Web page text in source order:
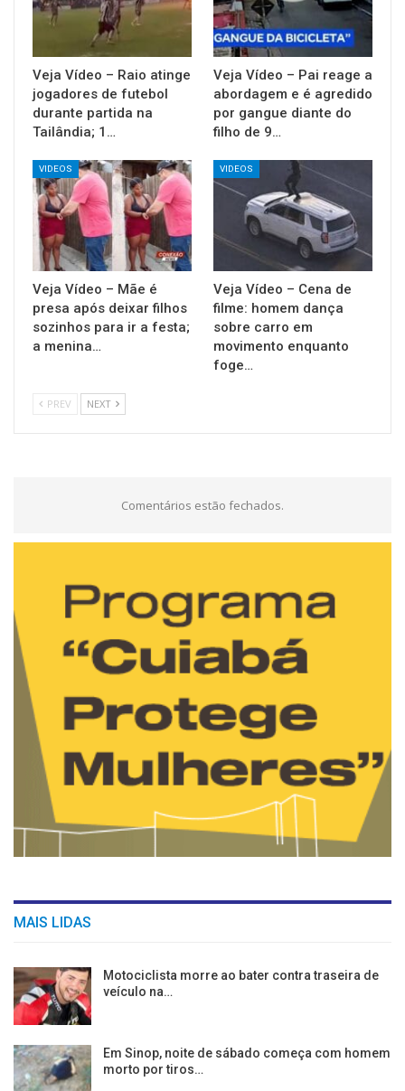
Veja Vídeo – Raio atinge
jogadores de futebol
durante partida na
Tailândia; 1…
Veja Vídeo – Pai reage a
abordagem e é agredido
por gangue diante do
filho de 9…
VIDEOS
Veja Vídeo – Mãe é
presa após deixar filhos
sozinhos para ir a festa;
a menina…
VIDEOS
Veja Vídeo – Cena de
filme: homem dança
sobre carro em
movimento enquanto
foge…
PREV NEXT
Comentários estão fechados.
MAIS LIDAS
Motociclista morre ao bater contra traseira de
veículo na…
Em Sinop, noite de sábado começa com homem
morto por tiros…